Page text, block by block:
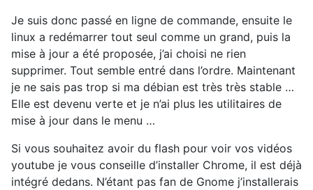
Je suis donc passé en ligne de commande, ensuite le
linux a redémarrer tout seul comme un grand, puis la
mise à jour a été proposée, j’ai choisi ne rien
supprimer. Tout semble entré dans l’ordre. Maintenant
je ne sais pas trop si ma débian est très très stable …
Elle est devenu verte et je n’ai plus les utilitaires de
mise à jour dans le menu …
Si vous souhaitez avoir du flash pour voir vos vidéos
youtube je vous conseille d’installer Chrome, il est déjà
intégré dedans. N’étant pas fan de Gnome j’installerais